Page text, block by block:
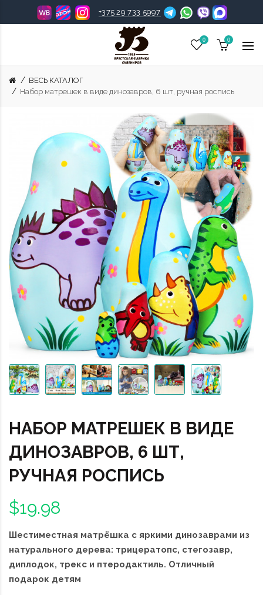
+375 29 733 5997
0 0
ВЕСЬ КАТАЛОГ
Набор матрешек в виде динозавров, 6 шт, ручная роспись
НАБОР МАТРЕШЕК В ВИДЕ
ДИНОЗАВРОВ, 6 ШТ,
РУЧНАЯ РОСПИСЬ
$19.98
Шестиместная матрёшка с яркими динозаврами из
натурального дерева: трицератопс, стегозавр,
диплодок, трекс и птеродактиль. Отличный
подарок детям